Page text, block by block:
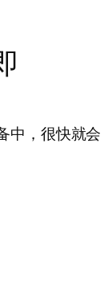
中，很快就会